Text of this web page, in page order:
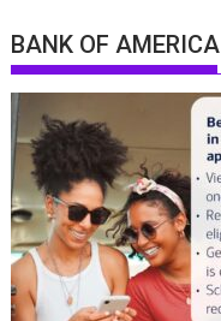
BANK OF AMERICA